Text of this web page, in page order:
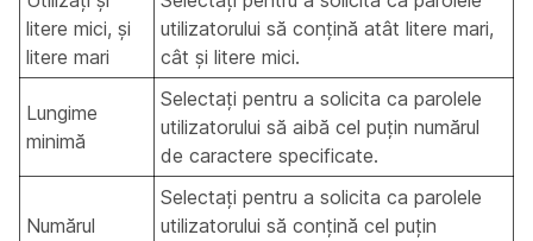
litere mici, și
litere mari
utilizatorului să conțină atât litere mari,
cât și litere mici.
Lungime
minimă
Selectați pentru a solicita ca parolele
utilizatorului să aibă cel puțin numărul
de caractere specificate.
Numărul
Selectați pentru a solicita ca parolele
utilizatorului să conțină cel puțin